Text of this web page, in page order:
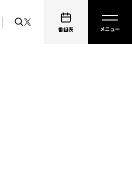
番組表